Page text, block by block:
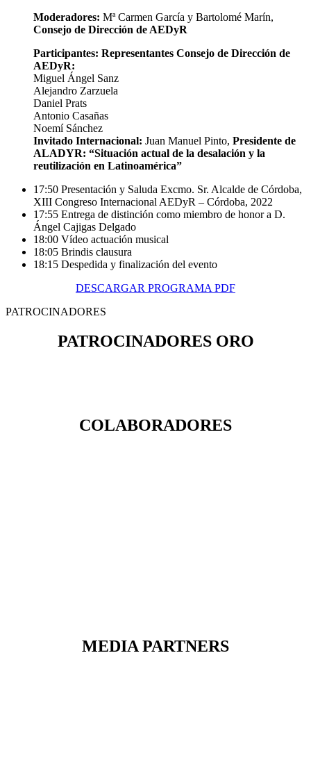
Moderadores: Mª Carmen García y Bartolomé Marín,
Consejo de Dirección de AEDyR
Participantes: Representantes Consejo de Dirección de
AEDyR:
Miguel Ángel Sanz
Alejandro Zarzuela
Daniel Prats
Antonio Casañas
Noemí Sánchez
Invitado Internacional: Juan Manuel Pinto, Presidente de
ALADYR: “Situación actual de la desalación y la
reutilización en Latinoamérica”
17:50 Presentación y Saluda Excmo. Sr. Alcalde de Córdoba,
XIII Congreso Internacional AEDyR – Córdoba, 2022
17:55 Entrega de distinción como miembro de honor a D.
Ángel Cajigas Delgado
18:00 Vídeo actuación musical
18:05 Brindis clausura
18:15 Despedida y finalización del evento
DESCARGAR PROGRAMA PDF
PATROCINADORES
PATROCINADORES ORO
COLABORADORES
MEDIA PARTNERS